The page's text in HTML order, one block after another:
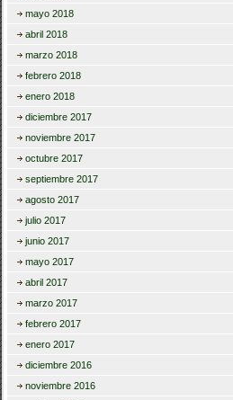
mayo 2018
abril 2018
marzo 2018
febrero 2018
enero 2018
diciembre 2017
noviembre 2017
octubre 2017
septiembre 2017
agosto 2017
julio 2017
junio 2017
mayo 2017
abril 2017
marzo 2017
febrero 2017
enero 2017
diciembre 2016
noviembre 2016